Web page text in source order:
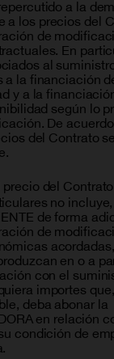
a la
a los precios del
de
En
al
a la financiación
y a la
según lo
De
del Contrato
del
no
de forma
de
en o a
con el
importes
deba abonar la
en relación
condición de